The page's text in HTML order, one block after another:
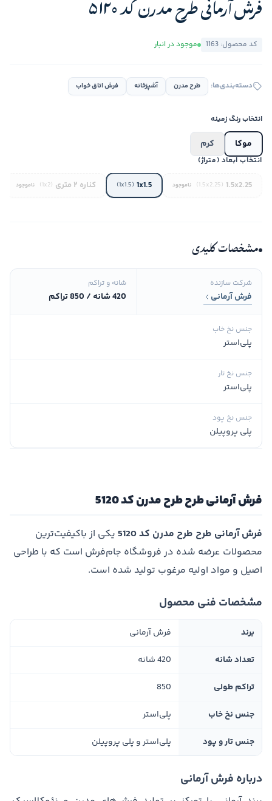
فرش آرمانی طرح مدرن کد 5120
کد محصول: 1163 موجود در انبار
دسته‌بندی‌ها: طرح مدرن آشپزخانه فرش اتاق خواب
انتخاب رنگ زمینه
موکا کرم
انتخاب ابعاد (متراژ)
1.5x2.25
(1.5x2.25) ناموجود 1x1.5
(1x1.5) کناره ۲ متری (1x2) ناموجود
مشخصات کلیدی
شرکت سازنده
فرش آرمانی
شانه و تراکم
420 شانه / 850 تراکم
جنس نخ خاب
پلی‌استر
جنس نخ تار
پلی‌استر
جنس نخ پود
پلی پروپیلن
فرش آرمانی طرح طرح مدرن کد 5120
فرش آرمانی طرح طرح مدرن کد 5120
یکی از باکیفیت‌ترین
محصولات عرضه شده در فروشگاه جام‌فرش است که با طراحی
اصیل و مواد اولیه مرغوب تولید شده است.
مشخصات فنی محصول
برند فرش آرمانی
تعداد شانه 420 شانه
تراکم طولی 850
جنس نخ خاب پلی‌استر
جنس تار و پود پلی‌استر و پلی پروپیلن
درباره فرش آرمانی